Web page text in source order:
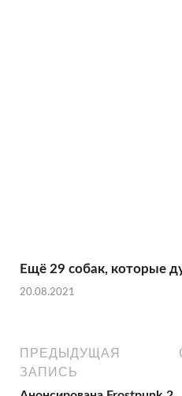
Ещё 29 собак, которые
20.08.2021
ПРЕДЫДУЩАЯ
ЗАПИСЬ